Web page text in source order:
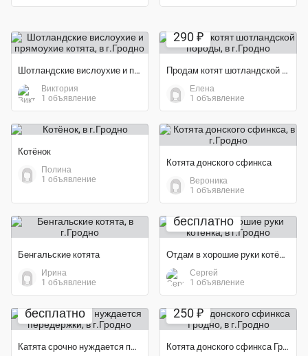
Шотландские вислоухие и прямоухие котята
Виктория
1 объявление
290 ₽
Продам котят шотландской породы
Елена
1 объявление
Котёнок
Полина
1 объявление
Котята донского сфинкса
Вероника
1 объявление
Бенгальские котята
Ирина
1 объявление
бесплатно
Отдам в хорошие руки котёнка
Сергей
1 объявление
бесплатно
Катята срочно нуждается передержки
250 ₽
Котята донского сфинкса Гродно